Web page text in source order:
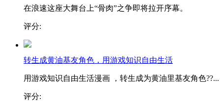
在浪速这座大舞台上“骨肉”之争即将拉开序幕。
评分:
转生成黄油基友角色，用游戏知识自由生活
用游戏知识自由生活漫画 ，转生成为黄油里基友角色??...
评分: